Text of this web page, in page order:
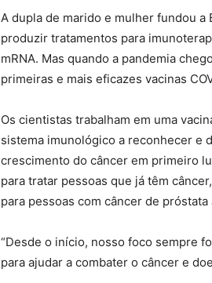
A dupla de marido e mulher fundou
produzir tratamentos para
mRNA. Mas quando a pandemia
primeiras e mais eficazes vacinas
Os cientistas trabalham em uma
sistema imunológico a reconhecer e
crescimento do câncer em primeiro
para tratar pessoas que já têm
para pessoas com câncer de próstata
“Desde o início, nosso foco sempre
para ajudar a combater o câncer e